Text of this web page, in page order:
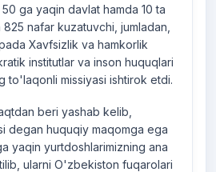
ga yaqin davlat hamda 10 ta
nafar kuzatuvchi, jumladan,
Xavfsizlik va hamkorlik
institutlar va inson huquqlari
to'laqonli missiyasi ishtirok etdi.
beri yashab kelib,
degan huquqiy maqomga ega
yaqin yurtdoshlarimizning ana
ularni O'zbekiston fuqarolari